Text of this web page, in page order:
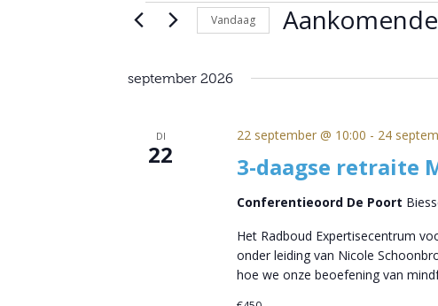
Evenementen
Vandaag Aankomende
september 2026
DI
22 3-daagse retraite
22 september @ 10:00 - 24
Conferentieoord De Poort
Het Radboud Expertisecentrum
onder leiding van Nicole
hoe we onze beoefening van